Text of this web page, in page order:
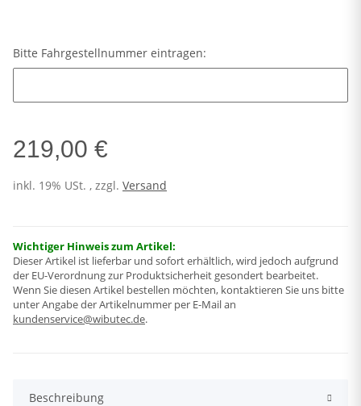
Bitte Fahrgestellnummer eintragen:
219,00 €
inkl. 19% USt. , zzgl. Versand
Wichtiger Hinweis zum Artikel:
Dieser Artikel ist lieferbar und sofort erhältlich, wird jedoch aufgrund
der EU-Verordnung zur Produktsicherheit gesondert bearbeitet.
Wenn Sie diesen Artikel bestellen möchten, kontaktieren Sie uns bitte
unter Angabe der Artikelnummer per E-Mail an
kundenservice@wibutec.de.
Beschreibung